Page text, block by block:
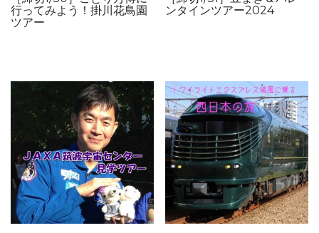
行ってみよう！掛川花鳥園
ツアー
ンタインツアー2024